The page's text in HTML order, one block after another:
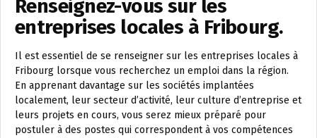
Renseignez-vous sur les
entreprises locales à Fribourg.
Il est essentiel de se renseigner sur les entreprises locales à
Fribourg lorsque vous recherchez un emploi dans la région.
En apprenant davantage sur les sociétés implantées
localement, leur secteur d’activité, leur culture d’entreprise et
leurs projets en cours, vous serez mieux préparé pour
postuler à des postes qui correspondent à vos compétences